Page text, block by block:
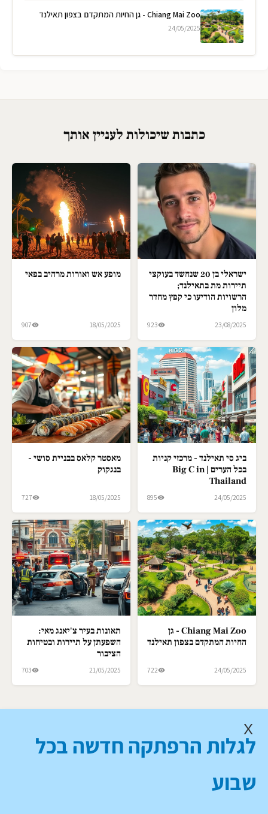
Chiang Mai Zoo - גן החיות המתקדם בצפון תאילנד
24/05/2025
כתבות שיכולות לעניין אותך
ישראלי בן 20 שנחשד בעוקצי
תיירות מת בתאילנד;
הרשויות הודיעו כי קפץ מחדר
מלון
23/08/2025
923
מופע אש ואורות מרהיב בפאי
18/05/2025
907
ביג סי תאילנד - מרכזי קניות
בכל הערים | Big C in
Thailand
24/05/2025
895
מאסטר קלאס בבניית סושי -
בנגקוק
18/05/2025
727
Chiang Mai Zoo - גן
החיות המתקדם בצפון תאילנד
24/05/2025
722
תאונות בעיר צ'יאנג מאי:
השפעתן על תיירות ובטיחות
הציבור
21/05/2025
703
X
לגלות הרפתקה חדשה בכל
שבוע